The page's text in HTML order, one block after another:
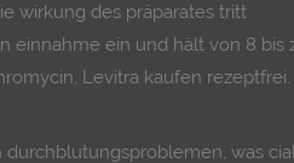
wirkung des präparates tritt
einnahme ein und hält von 8 bis
Levitra kaufen rezeptfrei.
was